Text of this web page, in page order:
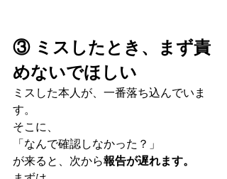
③ ミスしたとき、まず責
めないでほしい
ミスした本人が、一番落ち込んでいま
す。
そこに、
「なんで確認しなかった？」
が来ると、次から報告が遅れます。